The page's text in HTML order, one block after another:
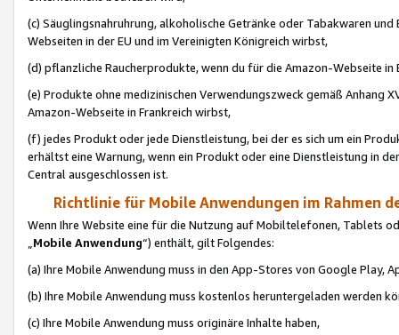
(c) Säuglingsnahruhrung, alkoholische Getränke oder Tabakwaren
Webseiten in der EU und im Vereinigten Königreich wirbst,
(d) pflanzliche Raucherprodukte, wenn du für die Amazon-Webseite in
(e) Produkte ohne medizinischen Verwendungszweck gemäß Anhang
Amazon-Webseite in Frankreich wirbst,
(f) jedes Produkt oder jede Dienstleistung, bei der es sich um ein
erhältst eine Warnung, wenn ein Produkt oder eine Dienstleistung in
Central ausgeschlossen ist.
Richtlinie für Mobile Anwendungen im Rahmen
Wenn Ihre Website eine für die Nutzung auf Mobiltelefonen, Tablets
„Mobile Anwendung“) enthält, gilt Folgendes:
(a) Ihre Mobile Anwendung muss in den App-Stores von Google Play,
(b) Ihre Mobile Anwendung muss kostenlos heruntergeladen werden
(c) Ihre Mobile Anwendung muss originäre Inhalte haben,